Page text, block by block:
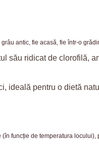
antic, fie acasă, fie într-o
său ridicat de clorofilă,
ideală pentru o dietă
funcție de temperatura